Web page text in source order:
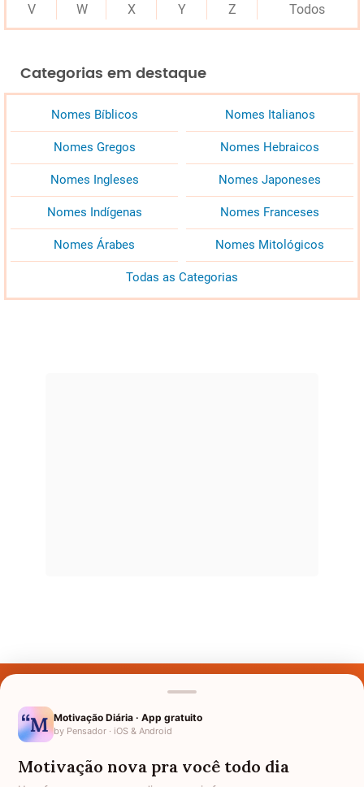
V
W X Y Z Todos
Categorias em destaque
Nomes Bíblicos Nomes Italianos
Nomes Gregos Nomes Hebraicos
Nomes Ingleses Nomes Japoneses
Nomes Indígenas Nomes Franceses
Nomes Árabes Nomes Mitológicos
Todas as Categorias
Nomes pelo Mundo
Motivação Diária · App gratuito
by Pensador · iOS & Android
Motivação nova pra você todo dia